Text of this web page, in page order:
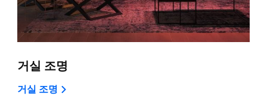
거실 조명
거실 조명